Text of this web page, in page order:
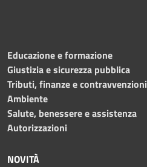
Educazione e formazione
Giustizia e sicurezza pubblica
Tributi, finanze e contravvenzioni
Ambiente
Salute, benessere e assistenza
Autorizzazioni
NOVITÀ